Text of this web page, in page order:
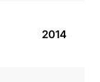
2014